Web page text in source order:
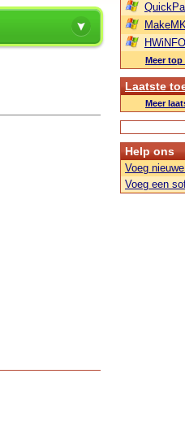
Meer
Laatste
Meer
Help ons
Voeg
Voeg een